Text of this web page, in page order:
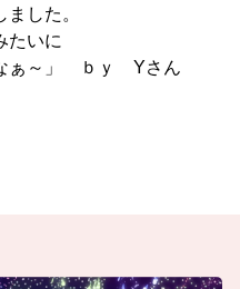
した。
たいに
ぁ～」 ｂｙ Yさん